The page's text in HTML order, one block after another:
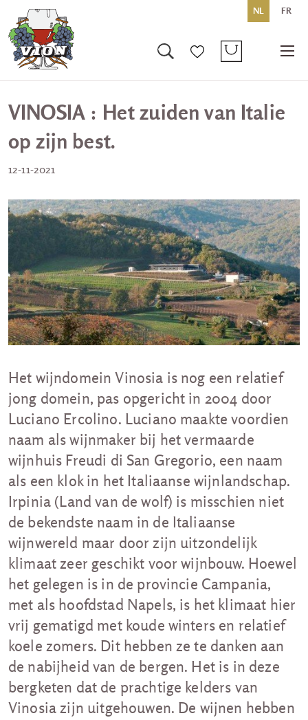
NL FR
VINOSIA : Het zuiden van Italie
op zijn best.
12-11-2021
Het wijndomein Vinosia is nog een relatief
jong domein, pas opgericht in 2004 door
Luciano Ercolino. Luciano maakte voordien
naam als wijnmaker bij het vermaarde
wijnhuis Freudi di San Gregorio, een naam
als een klok in het Italiaanse wijnlandschap.
Irpinia (Land van de wolf) is misschien niet
de bekendste naam in de Italiaanse
wijnwereld maar door zijn uitzondelijk
klimaat zeer geschikt voor wijnbouw. Hoewel
het gelegen is in de provincie Campania,
met als hoofdstad Napels, is het klimaat hier
vrij gematigd met koude winters en relatief
koele zomers. Dit hebben ze te danken aan
de nabijheid van de bergen. Het is in deze
bergketen dat de prachtige kelders van
Vinosia zijn uitgehouwen. De wijnen hebben